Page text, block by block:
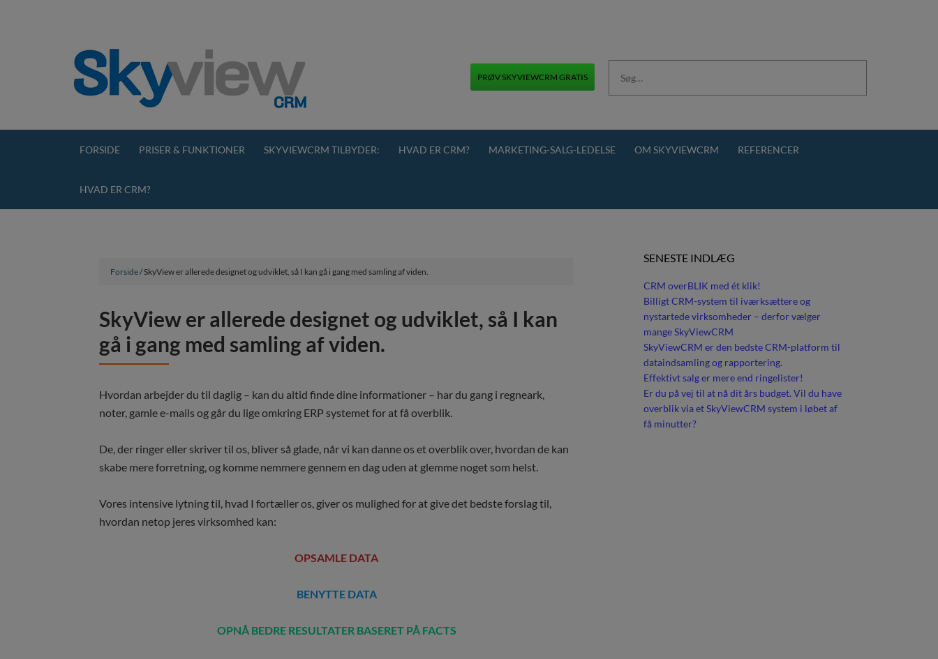
PRØV SKYVIEWCRM GRATIS
FORSIDE PRISER & FUNKTIONER SKYVIEWCRM TILBYDER: HVAD ER CRM? MARKETING-SALG-LEDELSE OM SKYVIEWCRM REFERENCER
HVAD ER CRM?
Forside/ SkyView er allerede designet og udviklet, så I kan gå i gang med samling af viden.
SkyView er allerede designet og udviklet, så I kan
gå i gang med samling af viden.
Hvordan arbejder du til daglig – kan du altid finde dine informationer – har du gang i regneark,
noter, gamle e-mails og går du lige omkring ERP systemet for at få overblik.
De, der ringer eller skriver til os, bliver så glade, når vi kan danne os et overblik over, hvordan de kan
skabe mere forretning, og komme nemmere gennem en dag uden at glemme noget som helst.
Vores intensive lytning til, hvad I fortæller os, giver os mulighed for at give det bedste forslag til,
hvordan netop jeres virksomhed kan:
OPSAMLE DATA
BENYTTE DATA
OPNÅ BEDRE RESULTATER BASERET PÅ FACTS
SENESTE INDLÆG
CRM overBLIK med ét klik!
Billigt CRM-system til iværksættere og
nystartede virksomheder – derfor vælger
mange SkyViewCRM
SkyViewCRM er den bedste CRM-platform til
dataindsamling og rapportering.
Effektivt salg er mere end ringelister!
Er du på vej til at nå dit års budget. Vil du have
overblik via et SkyViewCRM system i løbet af
få minutter?